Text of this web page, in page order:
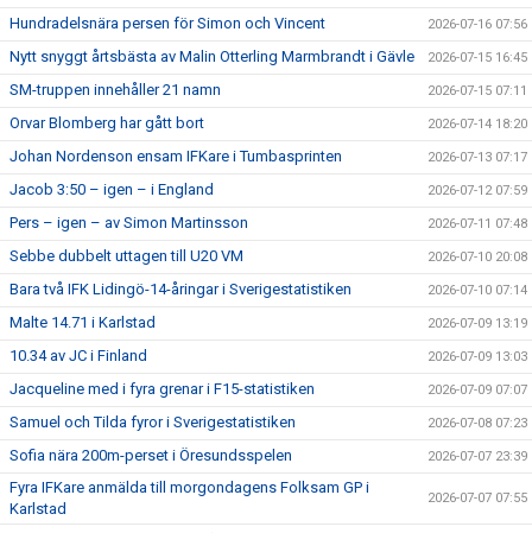
Hundradelsnära persen för Simon och Vincent 2026-07-16 07:56
Nytt snyggt årtsbästa av Malin Otterling Marmbrandt i Gävle 2026-07-15 16:45
SM-truppen innehåller 21 namn 2026-07-15 07:11
Orvar Blomberg har gått bort 2026-07-14 18:20
Johan Nordenson ensam IFKare i Tumbasprinten 2026-07-13 07:17
Jacob 3:50 – igen – i England 2026-07-12 07:59
Pers – igen – av Simon Martinsson 2026-07-11 07:48
Sebbe dubbelt uttagen till U20 VM 2026-07-10 20:08
Bara två IFK Lidingö-14-åringar i Sverigestatistiken 2026-07-10 07:14
Malte 14.71 i Karlstad 2026-07-09 13:19
10.34 av JC i Finland 2026-07-09 13:03
Jacqueline med i fyra grenar i F15-statistiken 2026-07-09 07:07
Samuel och Tilda fyror i Sverigestatistiken 2026-07-08 07:23
Sofia nära 200m-perset i Öresundsspelen 2026-07-07 23:39
Fyra IFKare anmälda till morgondagens Folksam GP i
Karlstad
2026-07-07 07:55